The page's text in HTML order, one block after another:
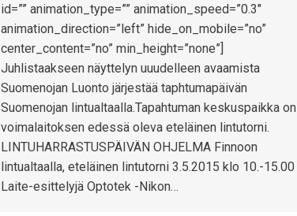
id=”” animation_type=”” animation_speed=”0.3″
animation_direction=”left” hide_on_mobile=”no”
center_content=”no” min_height=”none”]
Juhlistaakseen näyttelyn uuudelleen avaamista
Suomenojan Luonto järjestää taphtumapäivän
Suomenojan lintualtaalla.Tapahtuman keskuspaikka on
voimalaitoksen edessä oleva eteläinen lintutorni.
LINTUHARRASTUSPÄIVÄN OHJELMA Finnoon
lintualtaalla, eteläinen lintutorni 3.5.2015 klo 10.-15.00
Laite-esittelyjä Optotek -Nikon…